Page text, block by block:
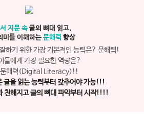
지문 속글의 뼈대 읽고,
미를 이해하는 문해력 향상
하기 위한 가장 기본적인 능력은? 문해력!
들에게 가장 필요한 역량은?
문해력(Digital Literacy)!!
글을 읽는 능력부터 갖추어야 가능!!!
친해지고 글의 뼈대 파악부터 시작!!!!